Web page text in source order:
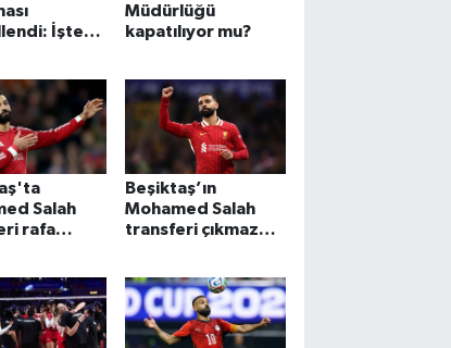
İşte
Müdürlüğü
kapatılıyor mu?
Salah
rafa
Beşiktaş’ın
Mohamed Salah
transferi çıkmaza